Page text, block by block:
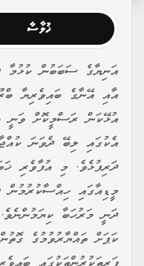
ޚުލާސާ
އަނިޔާގެ ސަބަބުން ކުޅުމާ
އާއި އޭނާގެ ބައިވެރިޔާ
އުޅޭކަން ރަސްމީކޮށް ވަނީ
އެކުގައި ލިބޭ ދެވަނަ
ދަރިފުޅެވެ. މި އުފާވެރި
މީޑިއާގައި ހިއްސާކުރުމުން
ދަނީ މަރުހަބާ
ކަޕަށް ތައްޔާރުވުމުގެ